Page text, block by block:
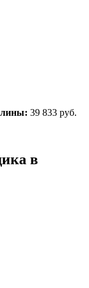
39 833 руб.
в